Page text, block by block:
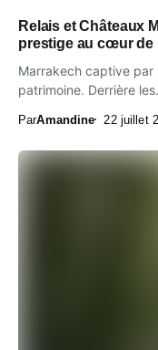
Relais et Châteaux
prestige au cœur de
Marrakech captive par
patrimoine. Derrière
ParAmandine 22 juillet